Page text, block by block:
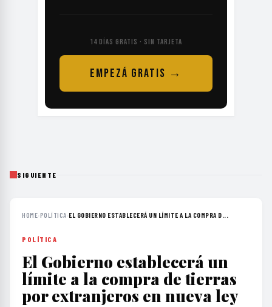
14 DÍAS GRATIS · SIN TARJETA
EMPEZÁ GRATIS →
SIGUIENTE
HOME›POLÍTICA›EL GOBIERNO ESTABLECERÁ UN LÍMITE A LA COMPRA D...
POLÍTICA
El Gobierno establecerá un
límite a la compra de tierras
por extranjeros en nueva ley